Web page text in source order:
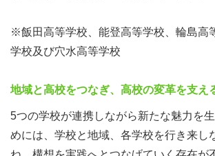
※飯田高等学校、能登高等学校、輪島高
学校及び穴水高等学校
地域と高校をつなぎ、高校の変革を支え
5つの学校が連携しながら新たな魅力を
めには、学校と地域、各学校を行き来し